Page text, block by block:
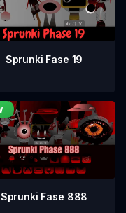
Sprunki Fase 19
Sprunki Fase 888